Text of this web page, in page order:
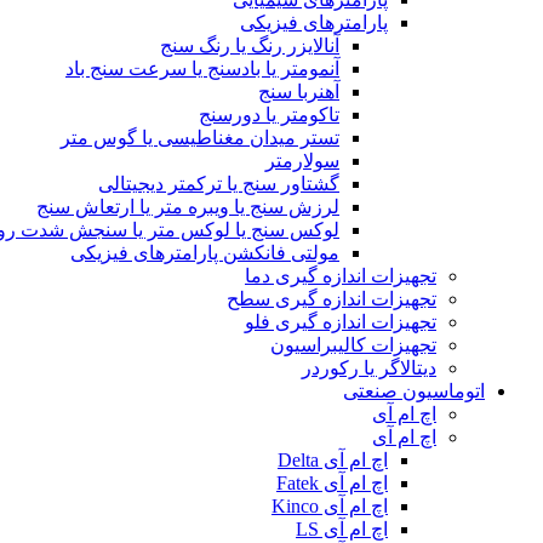
پارامترهای فیزیکی
آنالایزر رنگ یا رنگ سنج
آنمومتر یا بادسنج یا سرعت سنج باد
آهنربا سنج
تاکومتر یا دورسنج
تستر میدان مغناطیسی یا گوس متر
سولارمتر
گشتاور سنج یا ترکمتر دیجیتالی
لرزش سنج یا ویبره متر یا ارتعاش سنج
لوکس سنج یا لوکس متر یا سنجش شدت
مولتی فانکشن پارامترهای فیزیکی
تجهیزات اندازه گیری دما
تجهیزات اندازه گیری سطح
تجهیزات اندازه گیری فلو
تجهیزات کالیبراسیون
دیتالاگر یا رکوردر
اتوماسیون صنعتی
اچ ام آی
اچ ام آی
اچ ام آی Delta
اچ ام آی Fatek
اچ ام آی Kinco
اچ ام آی LS